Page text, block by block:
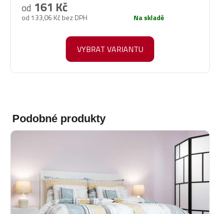
je
od 133,06 Kč bez DPH
od 161 Kč
Na skladě
VYBRAT VARIANTU
Podobné produkty